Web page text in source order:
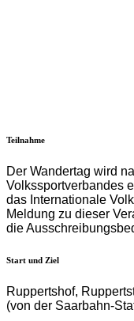
Teilnahme
Der Wandertag wird
Volkssportverbandes
das Internationale
Meldung zu dieser
die
Start und Ziel
Ruppertshof,
(von der Saarbahn-